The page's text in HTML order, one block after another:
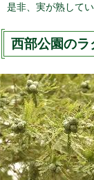
是非、実が熟して
西部公園の